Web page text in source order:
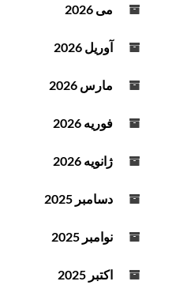
می 2026
آوریل 2026
مارس 2026
فوریه 2026
ژانویه 2026
دسامبر 2025
نوامبر 2025
اکتبر 2025